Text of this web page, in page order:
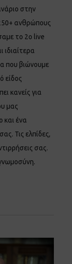
στην
ανθρώπους
το 2ο live
που βιώνουμε
είδος
κανείς για
μας
και ένα
Τις ελπίδες,
σας.